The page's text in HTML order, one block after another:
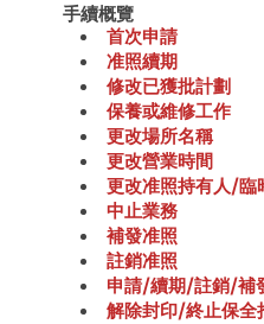
手續概覽
首次申請
准照續期
修改已獲批計劃
保養或維修工作
更改場所名稱
更改營業時間
更改准照持有人/臨
中止業務
補發准照
註銷准照
申請/續期/註銷/補
解除封印/終止保全